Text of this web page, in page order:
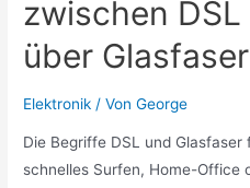
zwischen
über
Elektronik / VonGeorge
Die Begriffe DSL und
schnelles Surfen, Home-Office